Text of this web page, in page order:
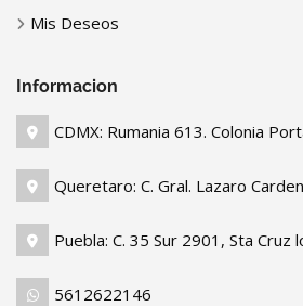
Mis Deseos
Informacion
CDMX: Rumania 613. Colonia
Queretaro: C. Gral. Lazaro
Puebla: C. 35 Sur 2901, Sta Cruz
5612622146